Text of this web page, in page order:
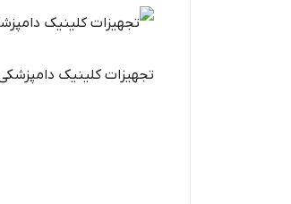
تجهیزات کلینیک